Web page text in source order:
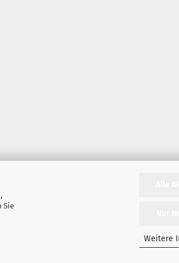
Sie
Weitere